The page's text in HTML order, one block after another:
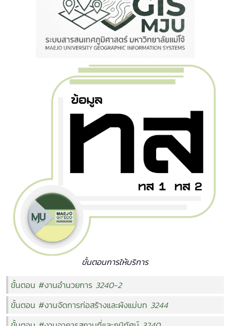
ขั้นตอนการให้บริการ
ขั้นตอน #งานอำนวยการ 3240-2
ขั้นตอน #งานจัดการก่อสร้างและผังแม่บท 3244